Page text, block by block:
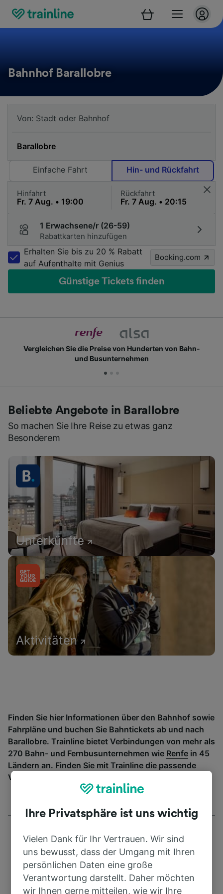
Bahnhof Barallobre
Einfache Fahrt Hin- und Rückfahrt
Hinfahrt Rückfahrt
1 Erwachsene/r (26-59)
Rabattkarten hinzufügen
Erhalten Sie bis zu 20 % Rabatt
auf Aufenthalte mit Genius
Booking.com
Günstige Tickets finden
Vergleichen Sie die Preise von Hunderten von Bahn-
und Busunternehmen
Beliebte Angebote in Barallobre
So machen Sie Ihre Reise zu etwas ganz
Besonderem
Unterkünfte
Aktivitäten
Finden Sie hier Informationen über den Bahnhof sowie
Fahrpläne und buchen Sie Bahntickets ab und nach
Barallobre. Trainline bietet Verbindungen von mehr als
270 Bahn- und Fernbusunternehmen wie Renfe in 45
Ländern an. Finden Sie mit Trainline die passende
Verbindung ab Barallobre.
Adresse
Ihre Privatsphäre ist uns wichtig
Vielen Dank für Ihr Vertrauen. Wir sind
uns bewusst, dass der Umgang mit Ihren
persönlichen Daten eine große
Verantwortung darstellt. Daher möchten
wir Ihnen gerne mitteilen, wie wir Ihre